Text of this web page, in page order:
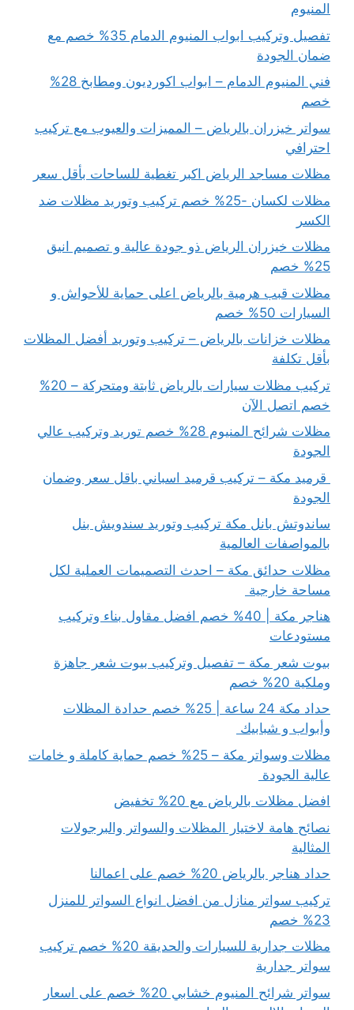
المنيوم
تفصيل وتركيب ابواب المنيوم الدمام 35% خصم مع
ضمان الجودة
فني المنيوم الدمام – ابواب اكورديون ومطابخ 28%
خصم
سواتر خيزران بالرياض – المميزات والعيوب مع تركيب
احترافي
مظلات مساجد الرياض اكبر تغطية للساحات بأقل سعر
مظلات لكسان -25% خصم تركيب وتوريد مظلات ضد
الكسر
مظلات خيزران الرياض ذو جودة عالية و تصميم انيق
25% خصم
مظلات قبب هرمية بالرياض اعلى حماية للأحواش و
السيارات 50% خصم
مظلات خزانات بالرياض – تركيب وتوريد أفضل المظلات
بأقل تكلفة
تركيب مظلات سيارات بالرياض ثابتة ومتحركة – 20%
خصم اتصل الآن
مظلات شرائح المنيوم 28% خصم توريد وتركيب عالي
الجودة
قرميد مكة – تركيب قرميد اسباني باقل سعر وضمان
الجودة
ساندوتش بانل مكة تركيب وتوريد سندويش بنل
بالمواصفات العالمية
مظلات حدائق مكة – احدث التصميمات العملية لكل
مساحة خارجية
هناجر مكة | 40% خصم افضل مقاول بناء وتركيب
مستودعات
بيوت شعر مكة – تفصيل وتركيب بيوت شعر جاهزة
وملكية 20% خصم
حداد مكة 24 ساعة | 25% خصم حدادة المظلات
وأبواب و شبابيك
مظلات وسواتر مكة – 25% خصم حماية كاملة و خامات
عالية الجودة
افضل مظلات بالرياض مع 20% تخفيض
نصائح هامة لاختيار المظلات والسواتر والبرجولات
المثالية
حداد هناجر بالرياض 20% خصم على اعمالنا
تركيب سواتر منازل من افضل انواع السواتر للمنزل
23% خصم
مظلات جدارية للسيارات والحديقة 20% خصم تركيب
سواتر جدارية
سواتر شرائح المنيوم خشابي 20% خصم على اسعار